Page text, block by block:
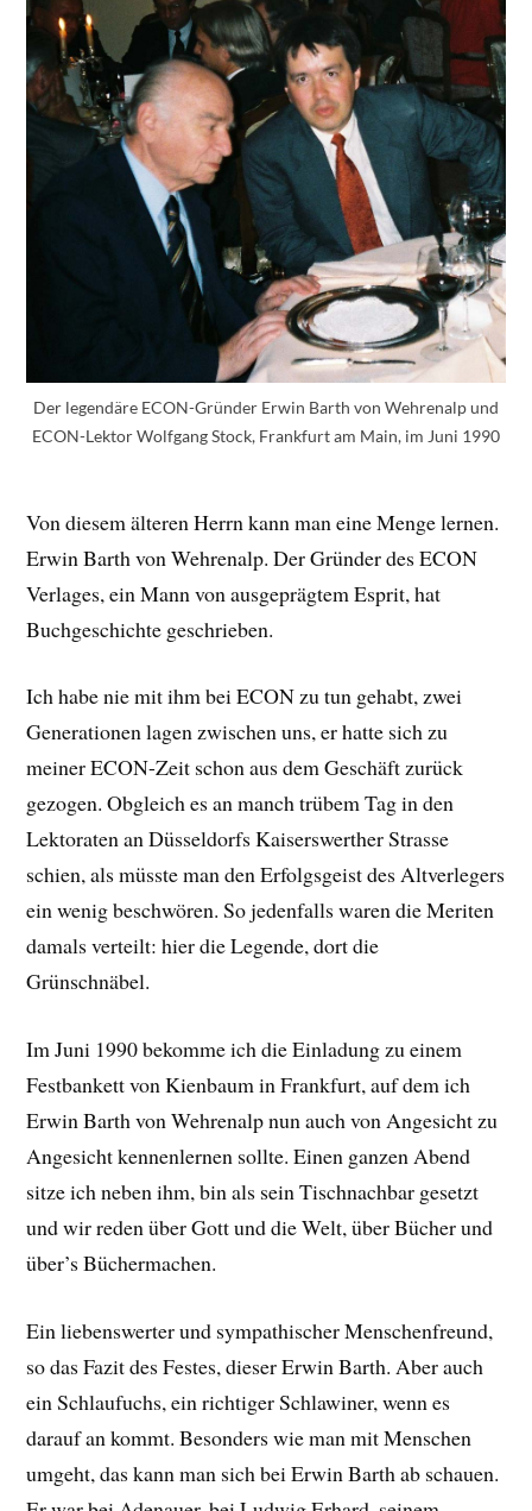
Der legendäre ECON-Gründer Erwin Barth von Wehrenalp und
ECON-Lektor Wolfgang Stock, Frankfurt am Main, im Juni 1990
Von diesem älteren Herrn kann man eine Menge lernen.
Erwin Barth von Wehrenalp. Der Gründer des ECON
Verlages, ein Mann von ausgeprägtem Esprit, hat
Buchgeschichte geschrieben.
Ich habe nie mit ihm bei ECON zu tun gehabt, zwei
Generationen lagen zwischen uns, er hatte sich zu
meiner ECON-Zeit schon aus dem Geschäft zurück
gezogen. Obgleich es an manch trübem Tag in den
Lektoraten an Düsseldorfs Kaiserswerther Strasse
schien, als müsste man den Erfolgsgeist des Altverlegers
ein wenig beschwören. So jedenfalls waren die Meriten
damals verteilt: hier die Legende, dort die
Grünschnäbel.
Im Juni 1990 bekomme ich die Einladung zu einem
Festbankett von Kienbaum in Frankfurt, auf dem ich
Erwin Barth von Wehrenalp nun auch von Angesicht zu
Angesicht kennenlernen sollte. Einen ganzen Abend
sitze ich neben ihm, bin als sein Tischnachbar gesetzt
und wir reden über Gott und die Welt, über Bücher und
über’s Büchermachen.
Ein liebenswerter und sympathischer Menschenfreund,
so das Fazit des Festes, dieser Erwin Barth. Aber auch
ein Schlaufuchs, ein richtiger Schlawiner, wenn es
darauf an kommt. Besonders wie man mit Menschen
umgeht, das kann man sich bei Erwin Barth ab schauen.